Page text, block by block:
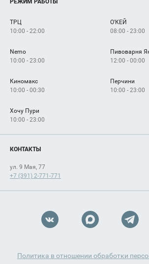
Рекламодателям
Как добраться
РЕЖИМ РАБОТЫ
ТРЦ
10:00 - 22:00
О'КЕЙ
08:00 - 23:00
Nemo
10:00 - 23:00
Пивоварня
12:00 - 00:00
Киномакс
10:00 - 00:30
Перчини
10:00 - 23:00
Хочу Пури
10:00 - 23:00
КОНТАКТЫ
ул. 9 Мая, 77
+7 (391) 2-771-771
Политика в отношении обработки